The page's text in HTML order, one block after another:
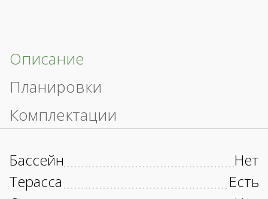
Описание
Планировки
Комплектации
Бассейн
Нет
Терасса
Есть